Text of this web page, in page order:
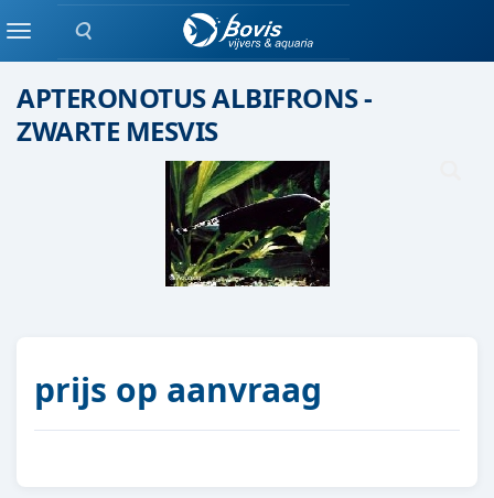
Zoeken
MenuGroepen vis
APTERONOTUS ALBIFRONS -
ZWARTE MESVIS
prijs op aanvraag